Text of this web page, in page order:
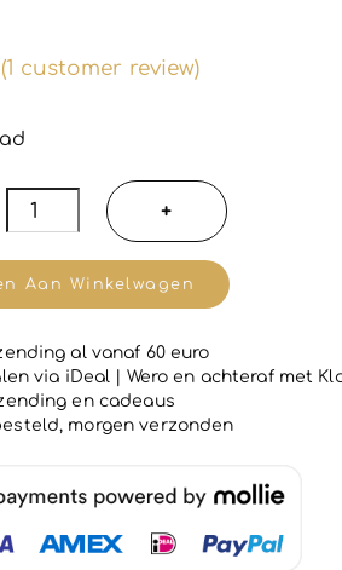
(1 customer review)
LaChinata
natuurlijke
Gezichtscrème
voor
gevoelige
huid
huid
met
+
Aan Winkelwagen
al vanaf 60 euro
via iDeal | Wero en achteraf met
en cadeaus
morgen verzonden